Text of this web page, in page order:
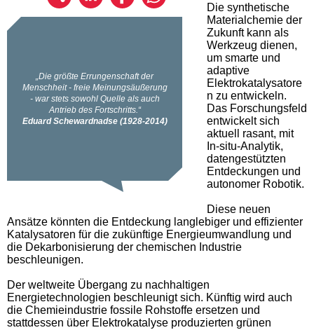
Die synthetische
Materialchemie der
Zukunft kann als
Werkzeug dienen,
um smarte und
adaptive
Elektrokatalysatore
n zu entwickeln.
Das Forschungsfeld
entwickelt sich
aktuell rasant, mit
In-situ-Analytik,
datengestützten
Entdeckungen und
autonomer Robotik.
Diese neuen
Ansätze könnten die Entdeckung langlebiger und effizienter
Katalysatoren für die zukünftige Energieumwandlung und
die Dekarbonisierung der chemischen Industrie
beschleunigen.
Der weltweite Übergang zu nachhaltigen
Energietechnologien beschleunigt sich. Künftig wird auch
die Chemieindustrie fossile Rohstoffe ersetzen und
stattdessen über Elektrokatalyse produzierten grünen